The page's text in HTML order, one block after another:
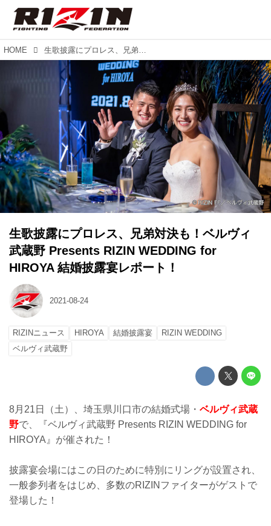
HOME 生歌披露にプロレス、兄弟対決も！ベルヴィ武蔵野 Presents RIZIN WEDDING for HIROYA 結婚披露宴レポート！
生歌披露にプロレス、兄弟対決も！ベルヴィ
武蔵野 Presents RIZIN WEDDING for
HIROYA 結婚披露宴レポート！
2021-08-24
RIZINニュース HIROYA 結婚披露宴
RIZIN WEDDING
ベルヴィ武蔵野
8月21日（土）、埼玉県川口市の結婚式場・ ベルヴィ武蔵
野で、『ベルヴィ武蔵野 Presents RIZIN WEDDING for
HIROYA』が催された！
披露宴会場にはこの日のために特別にリングが設置され、
一般参列者をはじめ、多数のRIZINファイターがゲストで
登場した！